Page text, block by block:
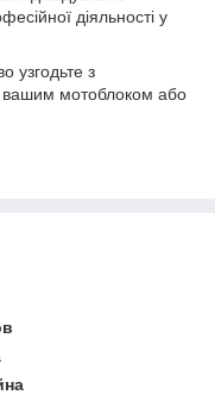
діяльності у
узгодьте з
вашим мотоблоком або